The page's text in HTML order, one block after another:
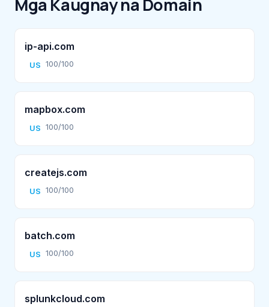
ip-api.com
US 100/100
mapbox.com
US 100/100
createjs.com
US 100/100
batch.com
US 100/100
splunkcloud.com